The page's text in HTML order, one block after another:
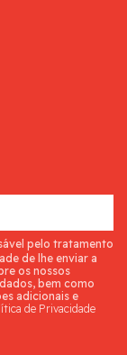
pelo tratamento
de lhe enviar a
os nossos
bem como
adicionais e
de Privacidade